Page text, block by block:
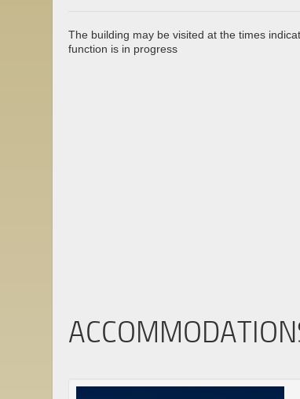
The building may be visited at the times
function is in progress